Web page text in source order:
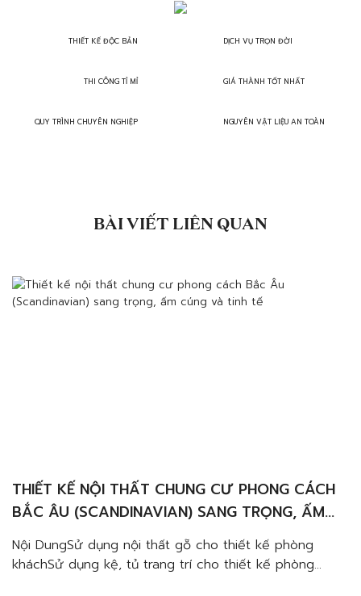
THIẾT KẾ ĐỘC BẢN
THI CÔNG TỈ MỈ
QUY TRÌNH CHUYÊN NGHIỆP
DỊCH VỤ TRỌN ĐỜI
GIÁ THÀNH TỐT NHẤT
NGUYÊN VẬT LIỆU AN TOÀN
BÀI VIẾT LIÊN QUAN
THIẾT KẾ NỘI THẤT CHUNG CƯ PHONG CÁCH
BẮC ÂU (SCANDINAVIAN) SANG TRỌNG, ẤM
CÚNG VÀ TINH TẾ
Nội DungSử dụng nội thất gỗ cho thiết kế phòng
kháchSử dụng kệ, tủ trang trí cho thiết kế phòng